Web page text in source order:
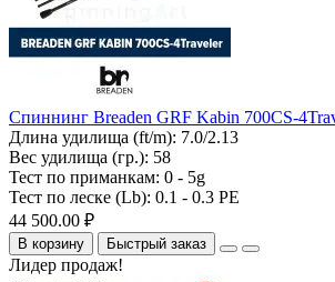
Спиннинг Breaden GRF Kabin 700CS-
Длина удилища (ft/m): 7.0/2.13
Вес удилища (гр.): 58
Тест по приманкам: 0 - 5g
Тест по леске (Lb): 0.1 - 0.3 PE
44 500.00 ₽
В корзину Быстрый заказ
Лидер продаж!